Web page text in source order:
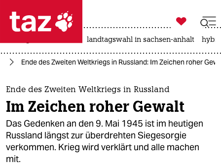
 taz zahl ich
taz zahl ich
themen
politik
öko
gesellschaft

taz zahl ich
landtagswahl in sachsen-anhalt
Ende des Zweiten Weltkriegs in Russland: Im Zeichen roher
Ende des Zweiten Weltkriegs in Russland
Im Zeichen roher Gewalt
Das Gedenken an den 9. Mai 1945 ist im heutigen
Russland längst zur überdrehten Siegesorgie
verkommen. Krieg wird verklärt und alle machen
mit.